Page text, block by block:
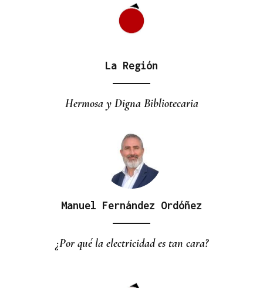
enoturística junto a Expourense
La Región
Hermosa y Digna Bibliotecaria
Manuel Fernández Ordóñez
¿Por qué la electricidad es tan cara?